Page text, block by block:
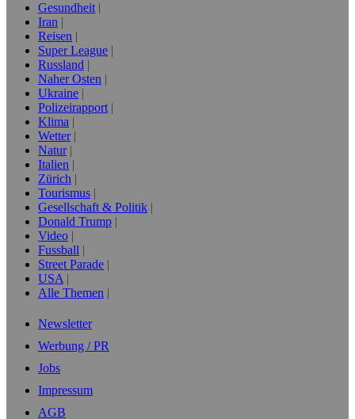
Gesundheit
Iran
Reisen
Super League
Russland
Naher Osten
Ukraine
Polizeirapport
Klima
Wetter
Natur
Italien
Zürich
Tourismus
Gesellschaft & Politik
Donald Trump
Video
Fussball
Street Parade
USA
Alle Themen
Newsletter
Werbung / PR
Jobs
Impressum
AGB